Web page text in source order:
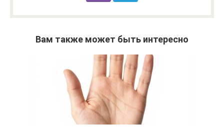
Вам также может быть интересно